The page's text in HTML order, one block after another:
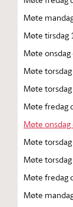
Møte
Møte tirsdag
Møte onsdag
Møte torsdag
Møte torsdag
Møte fredag
Møte onsdag
Møte torsdag
Møte torsdag
Møte fredag
Møte